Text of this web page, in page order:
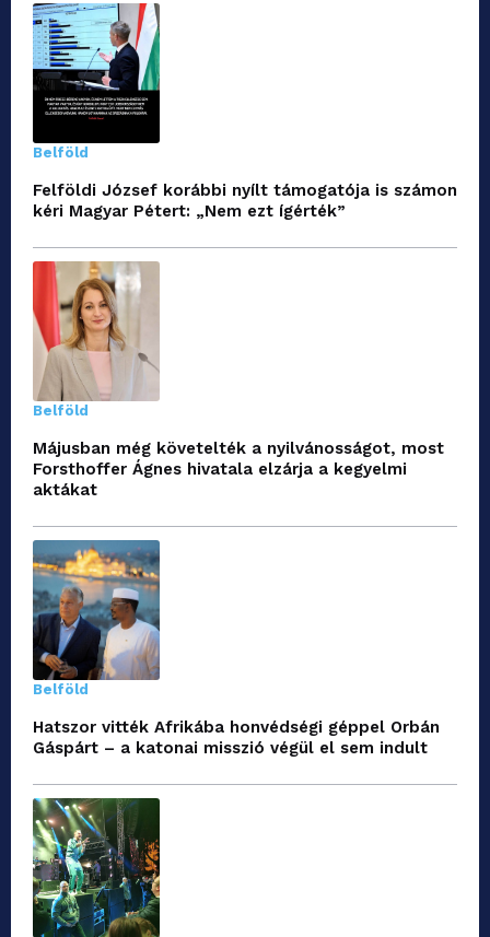
Belföld
Felföldi József korábbi nyílt támogatója is számon
kéri Magyar Pétert: „Nem ezt ígérték”
Belföld
Májusban még követelték a nyilvánosságot, most
Forsthoffer Ágnes hivatala elzárja a kegyelmi
aktákat
Belföld
Hatszor vitték Afrikába honvédségi géppel Orbán
Gáspárt – a katonai misszió végül el sem indult